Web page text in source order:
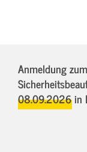
Anmeldung
08.09.2026in